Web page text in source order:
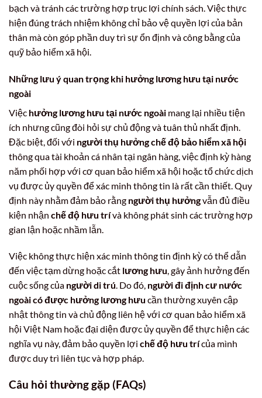
bạch và tránh các trường hợp trục lợi chính sách. Việc thực
hiện đúng trách nhiệm không chỉ bảo vệ quyền lợi của bản
thân mà còn góp phần duy trì sự ổn định và công bằng của
quỹ bảo hiểm xã hội.
Những lưu ý quan trọng khi hưởng lương hưu tại nước
ngoài
Việc hưởng lương hưu tại nước ngoài mang lại nhiều tiện
ích nhưng cũng đòi hỏi sự chủ động và tuân thủ nhất định.
Đặc biệt, đối với người thụ hưởng chế độ bảo hiểm xã hội
thông qua tài khoản cá nhân tại ngân hàng, việc định kỳ hàng
năm phối hợp với cơ quan bảo hiểm xã hội hoặc tổ chức dịch
vụ được ủy quyền để xác minh thông tin là rất cần thiết. Quy
định này nhằm đảm bảo rằng người thụ hưởngvẫn đủ điều
kiện nhận chế độ hưu trívà không phát sinh các trường hợp
gian lận hoặc nhầm lẫn.
Việc không thực hiện xác minh thông tin định kỳ có thể dẫn
đến việc tạm dừng hoặc cắt lương hưu, gây ảnh hưởng đến
cuộc sống của người di trú. Do đó, người đi định cư nước
ngoài có được hưởng lương hưu cần thường xuyên cập
nhật thông tin và chủ động liên hệ với cơ quan bảo hiểm xã
hội Việt Nam hoặc đại diện được ủy quyền để thực hiện các
nghĩa vụ này, đảm bảo quyền lợi chế độ hưu trícủa mình
được duy trì liên tục và hợp pháp.
Câu hỏi thường gặp (FAQs)